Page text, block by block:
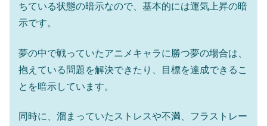
ちている状態の暗示なので、基本的には運気上昇の暗
示です。
夢の中で戦っていたアニメキャラに勝つ夢の場合は、
抱えている問題を解決できたり、目標を達成できるこ
とを暗示しています。
同時に、溜まっていたストレスや不満、フラストレー